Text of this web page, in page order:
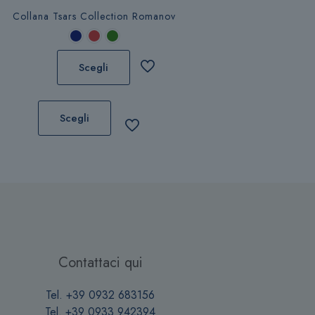
Collana Tsars Collection Romanov
Scegli
Scegli
nella
del
Contattaci qui
Tel. +39 0932 683156